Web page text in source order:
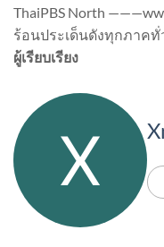
ThaiPBS North
ร้อนประเด็นดังทุกภาคทั่
ผู้เรียบเรียง